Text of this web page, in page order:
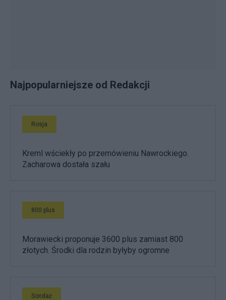
Najpopularniejsze od Redakcji
Rosja
Kreml wściekły po przemówieniu Nawrockiego.
Zacharowa dostała szału
800 plus
Morawiecki proponuje 3600 plus zamiast 800
złotych. Środki dla rodzin byłyby ogromne
Sondaż